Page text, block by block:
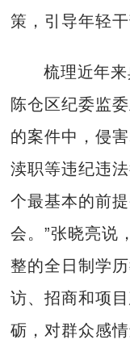
策，引导年轻干
梳理近年
陈仓区纪委监
的案件中，侵
渎职等违纪违
个最基本的前
会。”张晓亮说
整的全日制学
访、招商和项
砺，对群众感